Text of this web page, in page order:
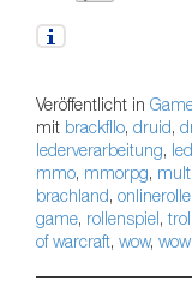
Veröffentlicht in
mit brackfllo, druid,
lederverarbeitung,
mmo, mmorpg,
brachland,
game, rollenspiel,troll
of warcraft, wow,